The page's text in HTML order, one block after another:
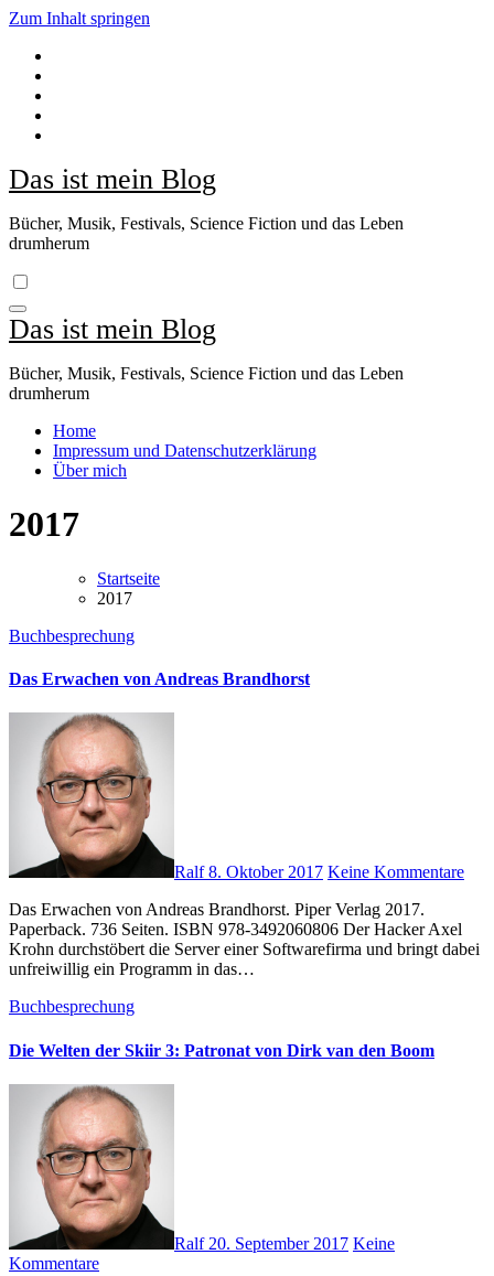
Zum Inhalt springen
Das ist mein Blog
Bücher, Musik, Festivals, Science Fiction und das Leben
drumherum
Das ist mein Blog
Bücher, Musik, Festivals, Science Fiction und das Leben
drumherum
Home
Impressum und Datenschutzerklärung
Über mich
2017
Startseite
2017
Buchbesprechung
Das Erwachen von Andreas Brandhorst
Ralf8. Oktober 2017 Keine Kommentare
Das Erwachen von Andreas Brandhorst. Piper Verlag 2017.
Paperback. 736 Seiten. ISBN 978-3492060806 Der Hacker Axel
Krohn durchstöbert die Server einer Softwarefirma und bringt dabei
unfreiwillig ein Programm in das…
Buchbesprechung
Die Welten der Skiir 3: Patronat von Dirk van den Boom
Ralf 20. September 2017 Keine
Kommentare